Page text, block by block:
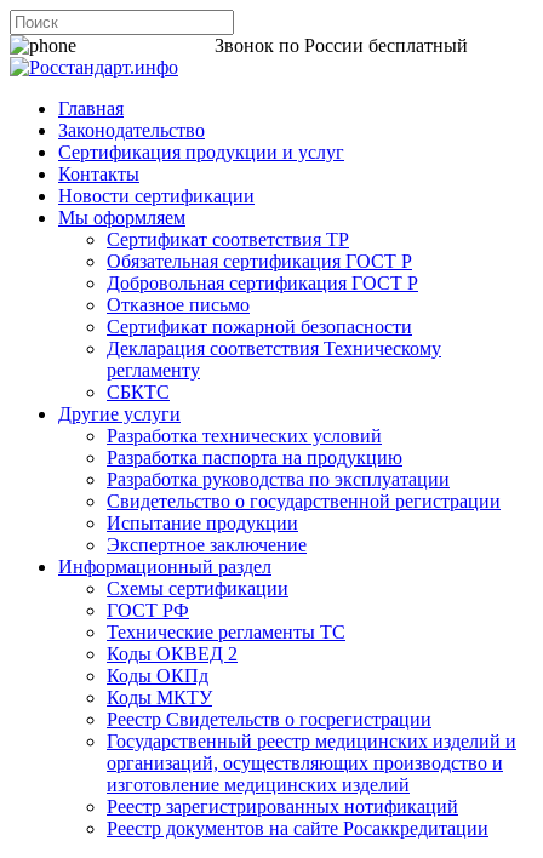
Звонок по России бесплатный
Главная
Законодательство
Сертификация продукции и услуг
Контакты
Новости сертификации
Мы оформляем
Сертификат соответствия ТР
Обязательная сертификация ГОСТ Р
Добровольная сертификация ГОСТ Р
Отказное письмо
Сертификат пожарной безопасности
Декларация соответствия Техническому
регламенту
СБКТС
Другие услуги
Разработка технических условий
Разработка паспорта на продукцию
Разработка руководства по эксплуатации
Свидетельство о государственной регистрации
Испытание продукции
Экспертное заключение
Информационный раздел
Схемы сертификации
ГОСТ РФ
Технические регламенты ТС
Коды ОКВЕД 2
Коды ОКПд
Коды МКТУ
Реестр Свидетельств о госрегистрации
Государственный реестр медицинских изделий и
организаций, осуществляющих производство и
изготовление медицинских изделий
Реестр зарегистрированных нотификаций
Реестр документов на сайте Росаккредитации